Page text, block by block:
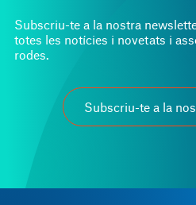
Subscriu-te a la nostra
totes les notícies i novetats i
rodes.
Subscriu-te a la